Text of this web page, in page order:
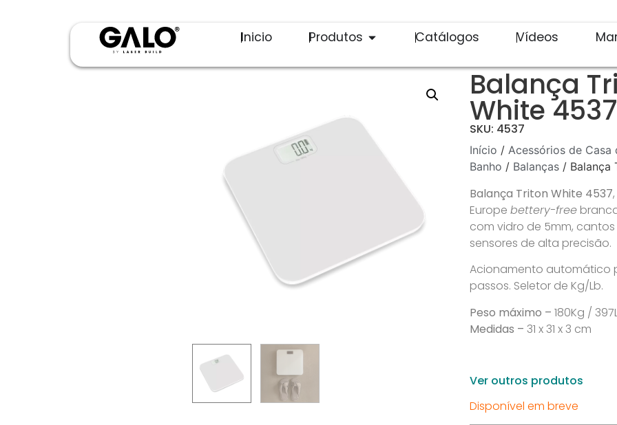
Inicio Produtos Catálogos Vídeos
Balança
White 4537
SKU: 4537
Início / Acessórios de Casa
Banho / Balanças/ Balança
Balança Triton White 4537
Europe bettery-free
com vidro de 5mm,
sensores de alta precisão.
Acionamento automático
passos. Seletor de Kg/Lb.
Peso máximo – 180Kg /
Medidas – 31 x 31 x 3 cm
Ver outros produtos
Disponível em breve